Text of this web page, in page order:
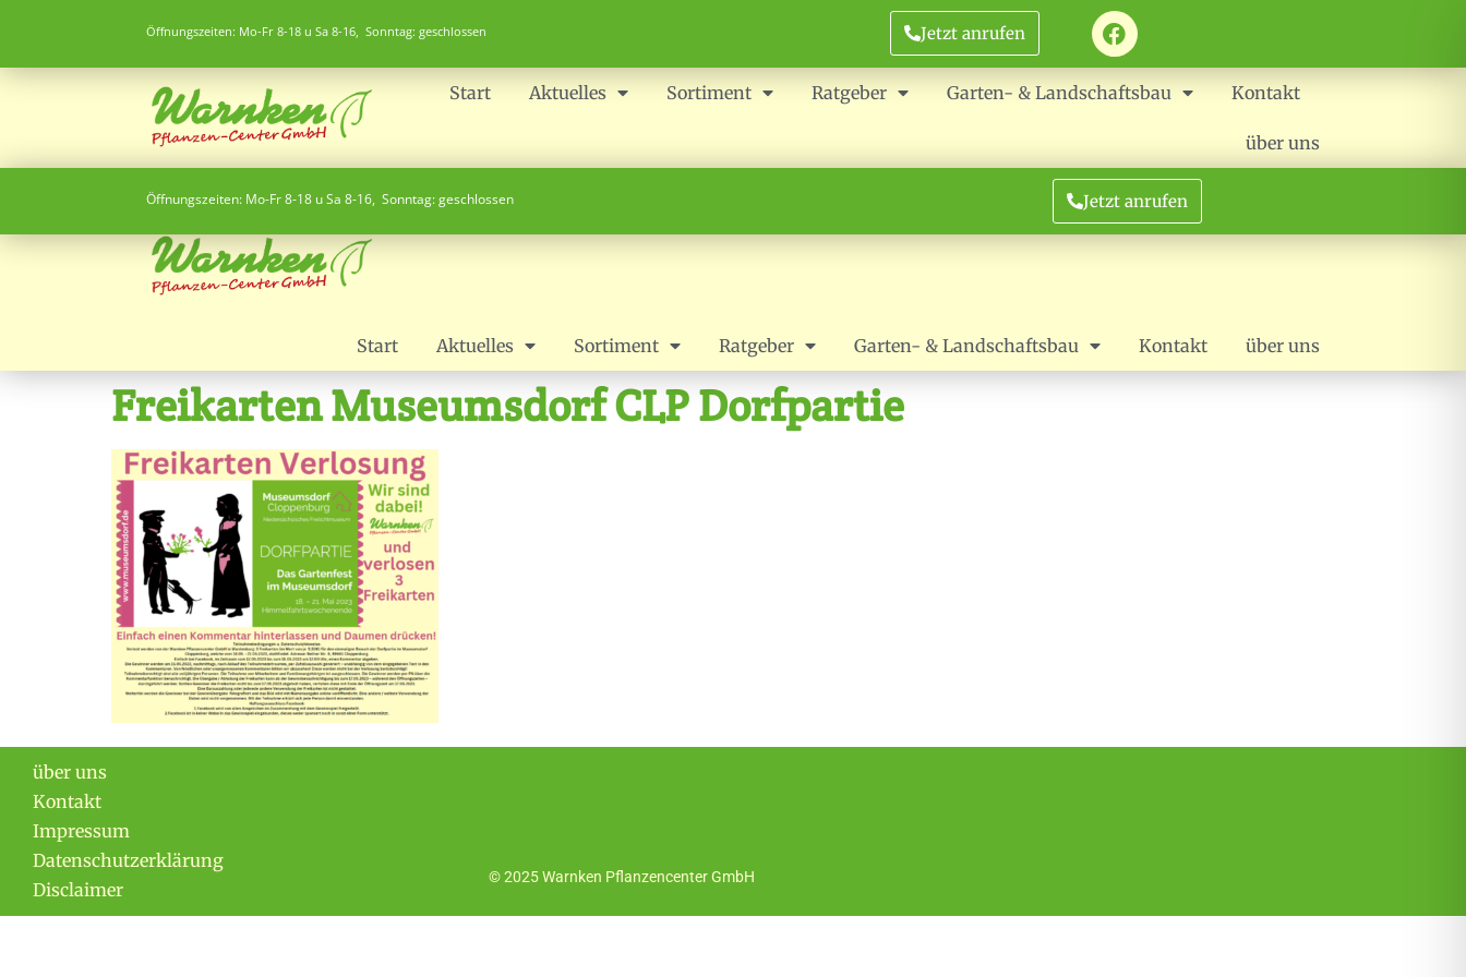
Öffnungszeiten: Mo-Fr 8-18 u Sa 8-16, Sonntag: geschlossen Jetzt anrufen
Start Aktuelles Sortiment Ratgeber Garten- & Landschaftsbau Kontakt
über uns
Öffnungszeiten: Mo-Fr 8-18 u Sa 8-16, Sonntag: geschlossen Jetzt anrufen
Start Aktuelles Sortiment Ratgeber Garten- & Landschaftsbau Kontakt über uns
Freikarten Museumsdorf CLP Dorfpartie
über uns
Kontakt
Impressum
Datenschutzerklärung
Disclaimer
© 2025 Warnken Pflanzencenter GmbH